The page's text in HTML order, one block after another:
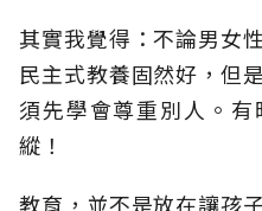
其實我覺得：不論男女
民主式教養固然好，但
須先學會尊重別人。
縱！
教育，並不是放在讓孩